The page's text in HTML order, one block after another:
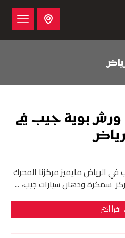
بوية جيب في
الرياض مايميز مركزنا المحرك
سمكرة ودهان سيارات جيب، ...
اقرأ أكثر